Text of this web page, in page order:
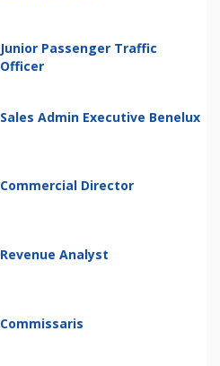
Junior Passenger Traffic
Officer
Sales Admin Executive Benelux
Commercial Director
Revenue Analyst
Commissaris